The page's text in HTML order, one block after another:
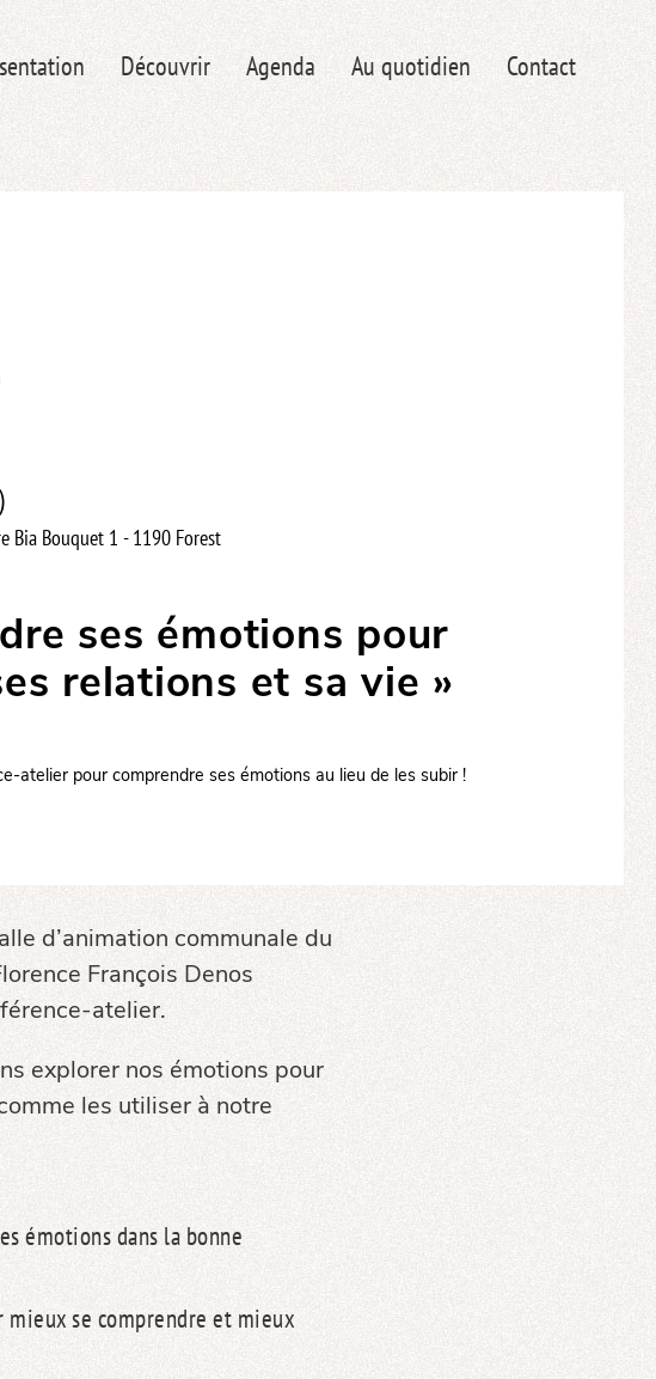
Découvrir Agenda Au quotidien Contact
Bia Bouquet 1 - 1190 Forest
ses émotions pour
relations et sa vie »
atelier pour comprendre ses émotions au lieu de les subir !
d’animation communale du
François Denos
atelier.
explorer nos émotions pour
les utiliser à notre
émotions dans la bonne
mieux se comprendre et mieux